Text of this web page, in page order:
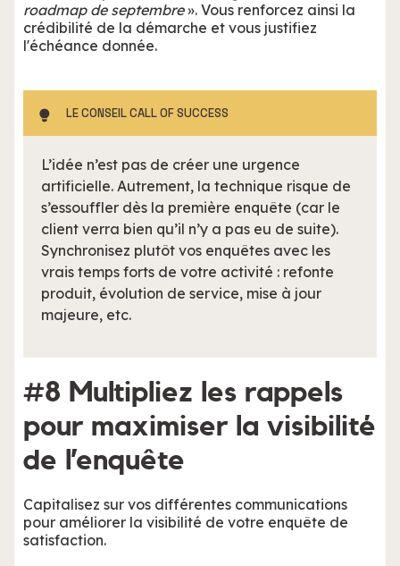
roadmap de septembre». Vous renforcez ainsi la
crédibilité de la démarche et vous justifiez
l'échéance donnée.
LE CONSEIL CALL OF SUCCESS
L’idée n’est pas de créer une urgence
artificielle. Autrement, la technique risque de
s’essouffler dès la première enquête (car le
client verra bien qu’il n’y a pas eu de suite).
Synchronisez plutôt vos enquêtes avec les
vrais temps forts de votre activité : refonte
produit, évolution de service, mise à jour
majeure, etc.
#8 Multipliez les rappels
pour maximiser la visibilité
de l’enquête
Capitalisez sur vos différentes communications
pour améliorer la visibilité de votre enquête de
satisfaction.